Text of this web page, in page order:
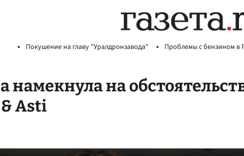
Покушение на главу "Уралдронзавода" Проблемы с бензином в
намекнула на
Asti